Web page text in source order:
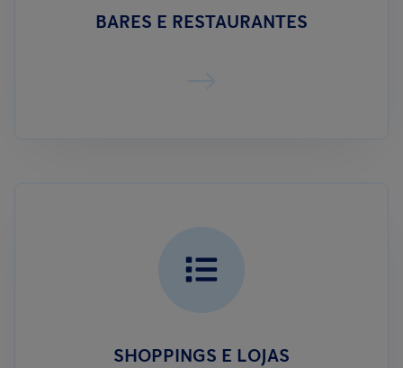
BARES E RESTAURANTES
SHOPPINGS E LOJAS